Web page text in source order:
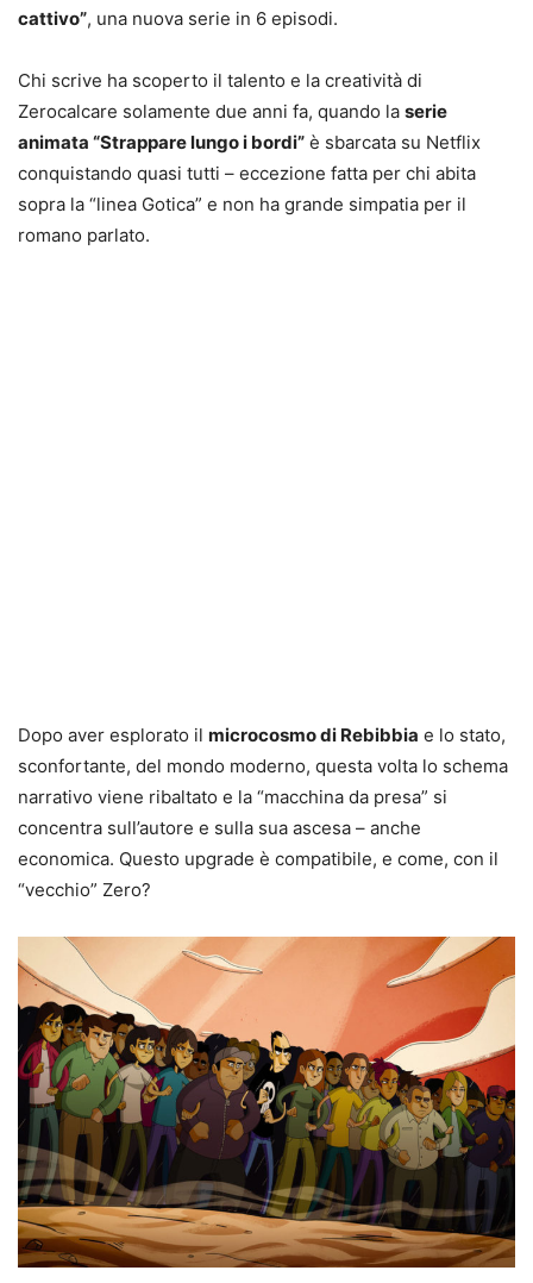
cattivo”, una nuova serie in 6 episodi.
Chi scrive ha scoperto il talento e la creatività di
Zerocalcare solamente due anni fa, quando la serie
animata “Strappare lungo i bordi” è sbarcata su Netflix
conquistando quasi tutti – eccezione fatta per chi abita
sopra la “linea Gotica” e non ha grande simpatia per il
romano parlato.
Dopo aver esplorato il microcosmo di Rebibbia e lo stato,
sconfortante, del mondo moderno, questa volta lo schema
narrativo viene ribaltato e la “macchina da presa” si
concentra sull’autore e sulla sua ascesa – anche
economica. Questo upgrade è compatibile, e come, con il
“vecchio” Zero?